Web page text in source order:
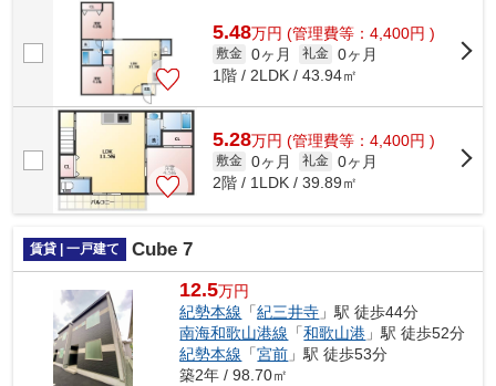
5.48万円 (管理費等：4,400円 )
敷金 0ヶ月 礼金 0ヶ月
1階 / 2LDK / 43.94㎡
5.28万円 (管理費等：4,400円 )
敷金 0ヶ月 礼金 0ヶ月
2階 / 1LDK / 39.89㎡
賃貸 | 一戸建て Cube 7
12.5万円
紀勢本線 「紀三井寺 」駅 徒歩44分
南海和歌山港線 「和歌山港 」駅 徒歩52分
紀勢本線 「宮前 」駅 徒歩53分
築2年 / 98.70㎡